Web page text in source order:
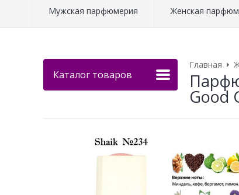
Мужская парфюмерия Женская
Каталог товаров
Главная
Good